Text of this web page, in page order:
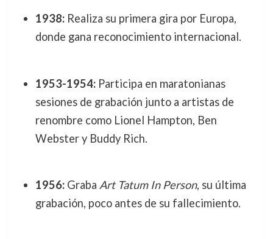
1938:Realiza su primera gira por Europa,
donde gana reconocimiento internacional.
1953-1954:Participa en maratonianas
sesiones de grabación junto a artistas de
renombre como Lionel Hampton, Ben
Webster y Buddy Rich.
1956:Graba Art Tatum In Person, su última
grabación, poco antes de su fallecimiento.